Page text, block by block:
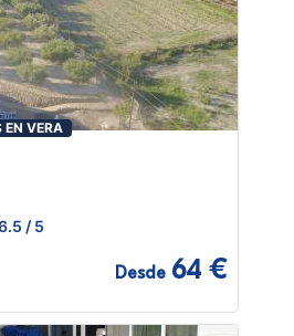
VERA
/ 5
Desde 64 €